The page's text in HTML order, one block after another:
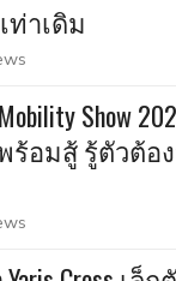
ท่าเดิม
Show
อมสู้ รู้ตัวต้อ